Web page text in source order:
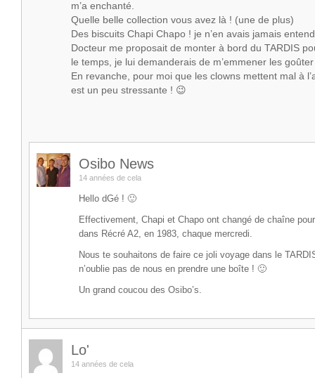
m’a enchanté.
Quelle belle collection vous avez là ! (une de plus)
Des biscuits Chapi Chapo ! je n’en avais jamais
Docteur me proposait de monter à bord du TARDIS
le temps, je lui demanderais de m’emmener les
En revanche, pour moi que les clowns mettent mal à
est un peu stressante ! 😉
Osibo News
14 années de cela
Hello dGé ! 🙂
Effectivement, Chapi et Chapo ont changé de chaîne
dans Récré A2, en 1983, chaque mercredi.
Nous te souhaitons de faire ce joli voyage dans le
n’oublie pas de nous en prendre une boîte ! 🙂
Un grand coucou des Osibo’s.
Lo'
14 années de cela